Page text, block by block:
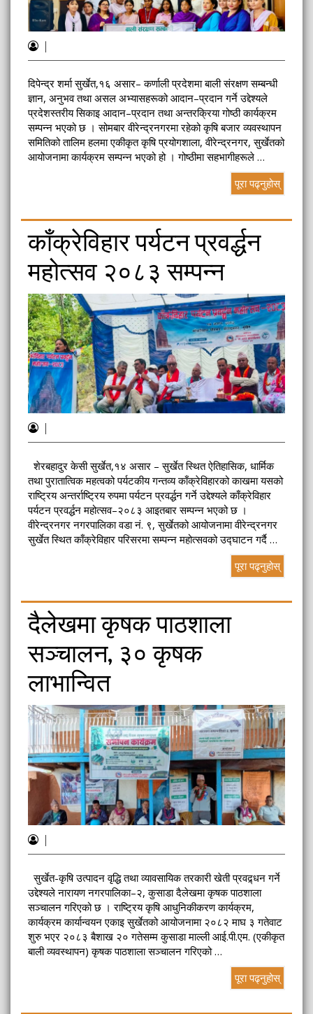
|
दिपेन्द्र शर्मा सुर्खेत,१६ असार– कर्णाली प्रदेशमा बाली संरक्षण सम्बन्धी
ज्ञान, अनुभव तथा असल अभ्यासहरूको आदान–प्रदान गर्ने उद्देश्यले
प्रदेशस्तरीय सिकाइ आदान–प्रदान तथा अन्तरक्रिया गोष्ठी कार्यक्रम
सम्पन्न भएको छ । सोमबार वीरेन्द्रनगरमा रहेको कृषि बजार व्यवस्थापन
समितिको तालिम हलमा एकीकृत कृषि प्रयोगशाला, वीरेन्द्रनगर, सुर्खेतको
आयोजनामा कार्यक्रम सम्पन्न भएको हो । गोष्ठीमा सहभागीहरूले …
पूरा पढ्नुहोस्
काँक्रेविहार पर्यटन प्रवर्द्धन
महोत्सव २०८३ सम्पन्न
शेरबहादुर केसी सुर्खेत,१४ असार – सुर्खेत स्थित ऐतिहासिक, धार्मिक
तथा पुरातात्विक महत्वको पर्यटकीय गन्तव्य काँक्रेविहारको काखमा यसको
राष्ट्रिय अन्तर्राष्ट्रिय रुपमा पर्यटन प्रवर्द्धन गर्ने उद्देश्यले काँक्रेविहार
पर्यटन प्रवर्द्धन महोत्सव–२०८३ आइतबार सम्पन्न भएको छ ।
वीरेन्द्रनगर नगरपालिका वडा नं. ९, सुर्खेतको आयोजनामा वीरेन्द्रनगर
सुर्खेत स्थित काँक्रेविहार परिसरमा सम्पन्न महोत्सवको उद्घाटन गर्दै …
पूरा पढ्नुहोस्
दैलेखमा कृषक पाठशाला
सञ्चालन, ३० कृषक
लाभान्वित
|
सुर्खेत-कृषि उत्पादन वृद्धि तथा व्यावसायिक तरकारी खेती प्रवद्र्धन गर्ने
उद्देश्यले नारायण नगरपालिका–२, कुसाडा दैलेखमा कृषक पाठशाला
सञ्चालन गरिएको छ । राष्ट्रिय कृषि आधुनिकीकरण कार्यक्रम,
कार्यक्रम कार्यान्वयन एकाइ सुर्खेतको आयोजनामा २०८२ माघ ३ गतेवाट
शुरु भएर २०८३ बैशाख २० गतेसम्म कुसाडा माल्ली आई.पी.एम. (एकीकृत
बाली व्यवस्थापन) कृषक पाठशाला सञ्चालन गरिएको …
पूरा पढ्नुहोस्